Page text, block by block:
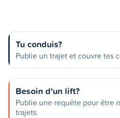
Tu conduis?
Publie un trajet et couvre tes
Besoin d'un lift?
Publie une requête pour être
trajets